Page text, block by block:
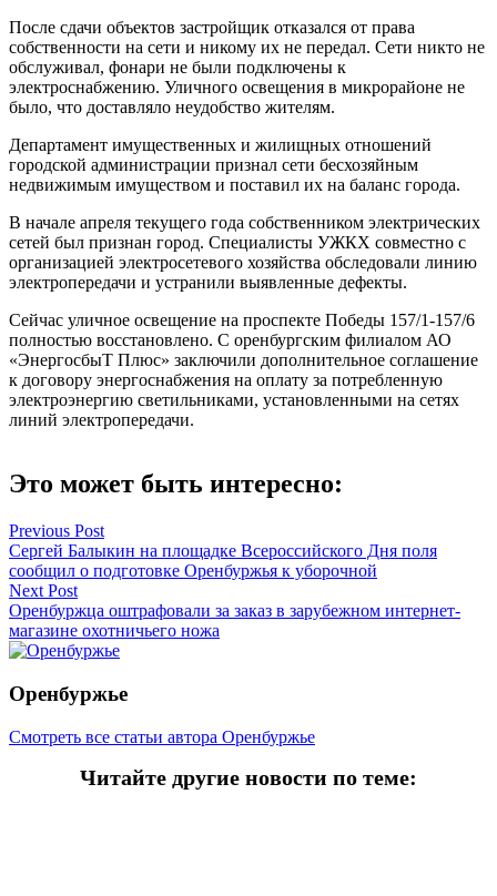
После сдачи объектов застройщик отказался от права
собственности на сети и никому их не передал. Сети никто не
обслуживал, фонари не были подключены к
электроснабжению. Уличного освещения в микрорайоне не
было, что доставляло неудобство жителям.
Департамент имущественных и жилищных отношений
городской администрации признал сети бесхозяйным
недвижимым имуществом и поставил их на баланс города.
В начале апреля текущего года собственником электрических
сетей был признан город. Специалисты УЖКХ совместно с
организацией электросетевого хозяйства обследовали линию
электропередачи и устранили выявленные дефекты.
Сейчас уличное освещение на проспекте Победы 157/1-157/6
полностью восстановлено. С оренбургским филиалом АО
«ЭнергосбыТ Плюс» заключили дополнительное соглашение
к договору энергоснабжения на оплату за потребленную
электроэнергию светильниками, установленными на сетях
линий электропередачи.
Это может быть интересно:
Навигация
по
записям
Previous Post
Сергей Балыкин на площадке Всероссийского Дня поля
сообщил о подготовке Оренбуржья к уборочной
Next Post
Оренбуржца оштрафовали за заказ в зарубежном интернет-
магазине охотничьего ножа
Оренбуржье
Смотреть все статьи автора Оренбуржье
Читайте другие новости по теме: